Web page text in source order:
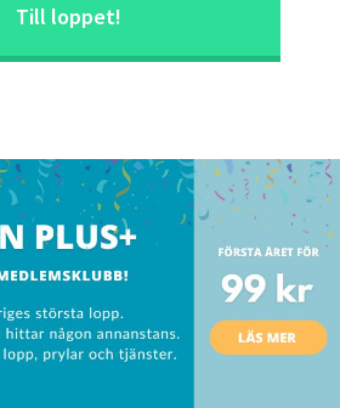
Till loppet!